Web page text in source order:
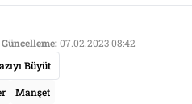
07.02.2023 08:42
Büyüt
Manşet